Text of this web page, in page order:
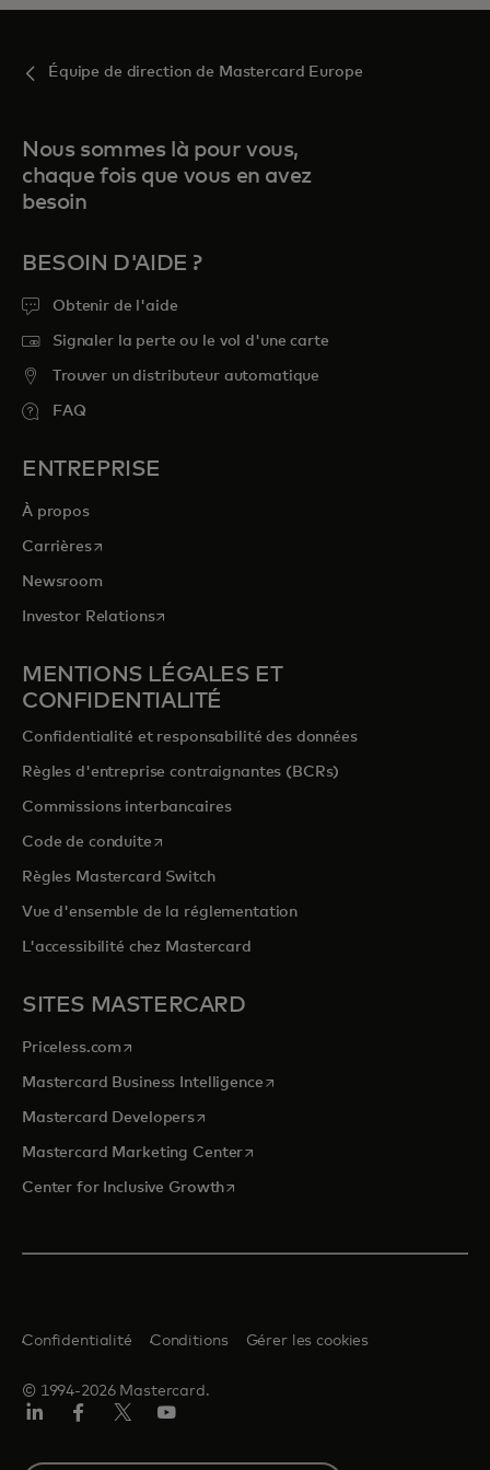
Équipe de direction de Mastercard Europe
Nous sommes là pour vous,
chaque fois que vous en avez
besoin
BESOIN D'AIDE ?
Obtenir de l'aide
Signaler la perte ou le vol d'une carte
Trouver un distributeur automatique
FAQ
ENTREPRISE
À propos
Carrièress’ouvre dans un nouvel onglet
Newsroom
Investor Relationss’ouvre dans un nouvel onglet
MENTIONS LÉGALES ET
CONFIDENTIALITÉ
Confidentialité et responsabilité des données
Règles d'entreprise contraignantes (BCRs)
Commissions interbancaires
Code de conduites’ouvre dans un nouvel onglet
Règles Mastercard Switch
Vue d'ensemble de la réglementation
L'accessibilité chez Mastercard
SITES MASTERCARD
Priceless.com s’ouvre dans un nouvel onglet
Mastercard Business Intelligences’ouvre dans un nouvel onglet
Mastercard Developerss’ouvre dans un nouvel onglet
Mastercard Marketing Centers’ouvre dans un nouvel onglet
Center for Inclusive Growths’ouvre dans un nouvel onglet
© 1994-2026 Mastercard.
Confidentialité Conditions Gérer les cookies